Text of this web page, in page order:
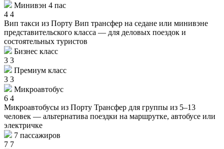
Минивэн 4 пас
4 4
Вип такси из Порту Вип трансфер на седане или минивэне
представительского класса — для деловых поездок и
состоятельных туристов
Бизнес класс
3 3
Премиум класс
3 3
Микроавтобус
6 4
Микроавтобусы из Порту Трансфер для группы из 5–13
человек — альтернатива поездки на маршрутке, автобусе или
электричке
7 пассажиров
7 7